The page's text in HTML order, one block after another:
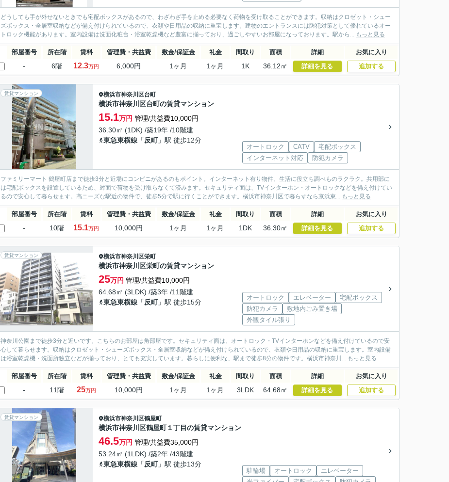
どうしても手が外せないときでも宅配ボックスがあるので、わざわざ手を止める必要なく荷物を受け取ることができます。収納はクロゼット・シュー
ズボックス・全居室収納などが備え付けられているので、衣類や日用品の収納に重宝します。建物のエントランスには防犯対策として優れているオー
トロック機能があります。室内設備は洗面化粧台・浴室乾燥機など豊富に揃っており、過ごしやすいお部屋になっております。駅から... もっと見る
部屋番号 所在階 賃料 管理費・共益費 敷金/保証金 礼金 間取り 面積 詳細 お気に入り
- 6階 12.3万円 6,000円 1ヶ月 1ヶ月 1K 36.12㎡ 詳細を見る 追加する
賃貸マンション 横浜市神奈川区台町
横浜市神奈川区台町の賃貸マンション
15.1万円 管理/共益費10,000円
36.30㎡ (1DK) /築19年 /10階建
東急東横線 「 反町」駅 徒歩12分
オートロック CATV
宅配ボックス
インターネット対応
防犯カメラ
ファミリーマート 鶴屋町店まで徒歩3分と近場にコンビニがあるのもポイント。インターネット有り物件、生活に役立ち調べものラクラク。共用部に
は宅配ボックスを設置しているため、対面で荷物を受け取らなくて済みます。セキュリティ面は、TVインターホン・オートロックなどを備え付けてい
るので安心して暮らせます。高ニーズな駅近の物件で、徒歩5分で駅に行くことができます。横浜市神奈川区で暮らすなら京浜東... もっと見る
部屋番号 所在階 賃料 管理費・共益費 敷金/保証金 礼金 間取り 面積 詳細 お気に入り
- 10階 15.1万円 10,000円 1ヶ月 1ヶ月 1DK 36.30㎡ 詳細を見る 追加する
賃貸マンション 横浜市神奈川区栄町
横浜市神奈川区栄町の賃貸マンション
25万円 管理/共益費10,000円
64.68㎡ (3LDK) /築3年 /11階建
東急東横線 「 反町」駅 徒歩15分
オートロック エレベーター
宅配ボックス
防犯カメラ
敷地内ごみ置き場
外観タイル張り
神奈川公園まで徒歩3分と近いです。こちらのお部屋は角部屋です。セキュリティ面は、オートロック・TVインターホンなどを備え付けているので安
心して暮らせます。収納はクロゼット・シューズボックス・全居室収納などが備え付けられているので、衣類や日用品の収納に重宝します。室内設備
は浴室乾燥機・洗面所独立などが揃っており、とても充実しています。暮らしに便利な、駅まで徒歩8分の物件です。横浜市神奈川... もっと見る
部屋番号 所在階 賃料 管理費・共益費 敷金/保証金 礼金 間取り 面積 詳細 お気に入り
- 11階 25万円 10,000円 1ヶ月 1ヶ月 3LDK 64.68㎡ 詳細を見る 追加する
賃貸マンション 横浜市神奈川区鶴屋町
横浜市神奈川区鶴屋町１丁目の賃貸マンション
46.5万円 管理/共益費35,000円
53.24㎡ (1LDK) /築2年 /43階建
東急東横線 「 反町」駅 徒歩13分
駐輪場 オートロック
エレベーター